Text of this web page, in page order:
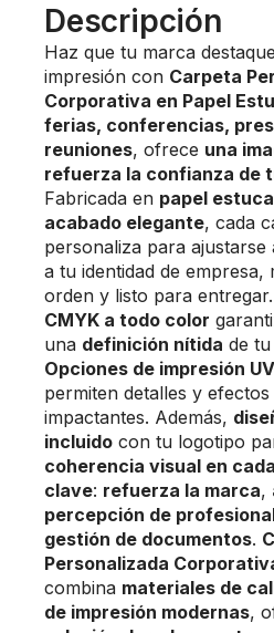
Descripción
Haz que tu marca
impresión con Carpeta
Corporativa en Papel
ferias, conferencias,
reuniones, ofrece una
refuerza la confianza de
Fabricada en papel
acabado elegante, cada
personaliza para
a tu identidad de empresa,
orden y listo para
CMYK a todo color
una definición nítida de
Opciones de impresión
permiten detalles y
impactantes. Además,
incluido con tu logotipo
coherencia visual en
clave: refuerza la marca,
percepción de
gestión de documentos.
Personalizada
combina materiales de
de impresión modernas,